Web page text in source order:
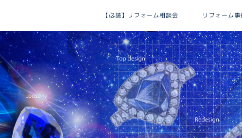
【必読】リフォーム相談会 リフォーム事